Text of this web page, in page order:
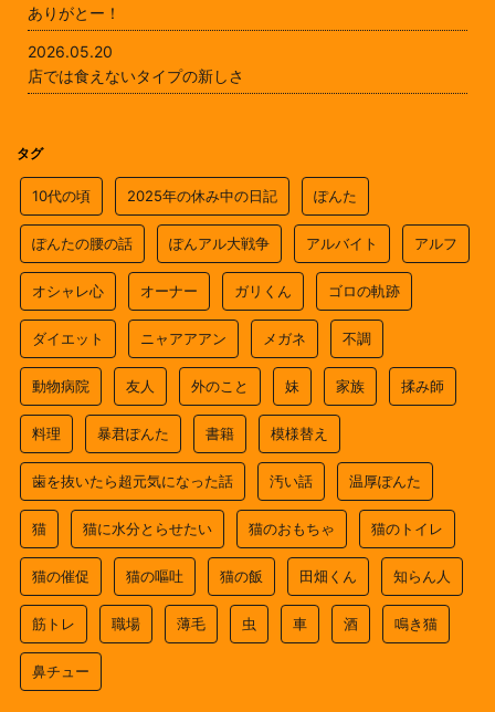
ありがとー！
2026.05.20
店では食えないタイプの新しさ
タグ
10代の頃 2025年の休み中の日記 ぽんた
ぽんたの腰の話 ぽんアル大戦争 アルバイト アルフ
オシャレ心 オーナー ガリくん ゴロの軌跡
ダイエット ニャアアアン メガネ 不調
動物病院 友人 外のこと 妹 家族 揉み師
料理 暴君ぽんた 書籍 模様替え
歯を抜いたら超元気になった話 汚い話 温厚ぽんた
猫 猫に水分とらせたい 猫のおもちゃ 猫のトイレ
猫の催促 猫の嘔吐 猫の飯 田畑くん 知らん人
筋トレ 職場 薄毛 虫 車 酒 鳴き猫
鼻チュー